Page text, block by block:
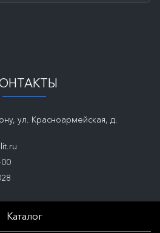
ул. Красноармейская, д.
Каталог